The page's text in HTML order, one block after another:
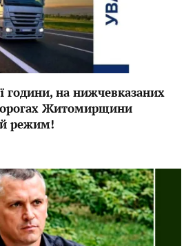
години, на нижчевказаних
Житомирщини
режим!